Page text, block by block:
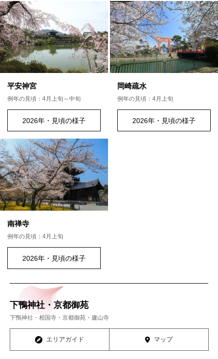
平安神宮
例年の見頃：4月上旬～中旬
2026年・見頃の様子
岡崎疏水
例年の見頃：4月上旬
2026年・見頃の様子
南禅寺
例年の見頃：4月上旬
2026年・見頃の様子
下鴨神社・京都御苑
下鴨神社・相国寺・京都御苑・廬山寺
エリアガイド マップ